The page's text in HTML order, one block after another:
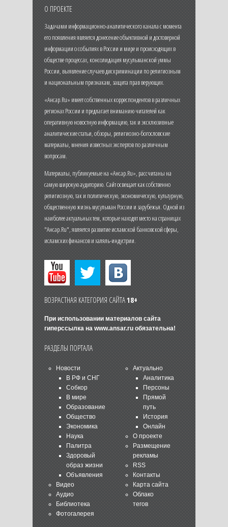
О ПРОЕКТЕ
Задачами информационно-аналитического канала с момента
его появления является донесение объективной и достоверной
информации о событиях в России и мире и происходящих в
обществе процессах, консолидация мусульманской уммы
России, выявление случаев дискриминации по религиозным
и национальным признакам, защита прав верующих.
«Ансар.Ru» имеет собственных корреспондентов в различных
регионах России и предлагает вниманию читателей как
оперативную новостную информацию, так и эксклюзивные
аналитические статьи, обзоры, религиозно-богословские
материалы, мнения известных экспертов по различным
вопросам.
Материалы, публикуемые на «Ансар.Ru», рассчитаны на
самую широкую аудиторию. Сайт освещает как собственно
религиозную, так и политическую, экономическую, культурную,
общественную жизнь мусульман России и зарубежья. Одной из
наиболее актуальных тем, которые находят место на страницах
"Ансар.Ru", является развитие исламской банковской сферы,
исламских финансов и халяль-индустрии.
ВОЗРАСТНАЯ КАТЕГОРИЯ САЙТА18+
При использовании материалов сайта
гиперссылка на www.ansar.ruобязательна!
РАЗДЕЛЫ ПОРТАЛА
Новости
В РФ и СНГ
Собкор
В мире
Образование
Общество
Экономика
Наука
Палитра
Здоровый
образ жизни
Объявления
Видео
Аудио
Библиотека
Фотогалерея
Актуально
Аналитика
Персоны
Прямой
путь
История
Онлайн
О проекте
Размещение
рекламы
RSS
Контакты
Карта сайта
Облако
тегов